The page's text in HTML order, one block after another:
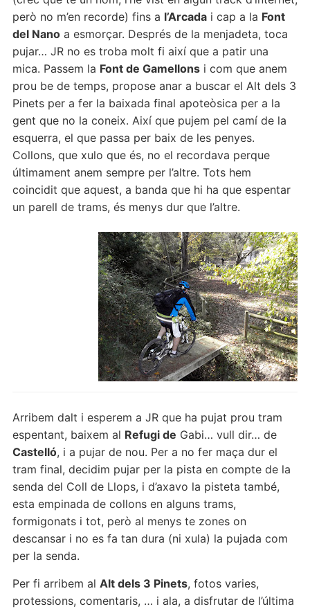
però no m’en recorde) fins a l’Arcadai cap a la Font
del Nanoa esmorçar. Després de la menjadeta, toca
pujar… JR no es troba molt fi així que a patir una
mica. Passem la Font de Gamellonsi com que anem
prou be de temps, propose anar a buscar el Alt dels 3
Pinets per a fer la baixada final apoteòsica per a la
gent que no la coneix. Així que pujem pel camí de la
esquerra, el que passa per baix de les penyes.
Collons, que xulo que és, no el recordava perque
últimament anem sempre per l’altre. Tots hem
coincidit que aquest, a banda que hi ha que espentar
un parell de trams, és menys dur que l’altre.
Arribem dalt i esperem a JR que ha pujat prou tram
espentant, baixem al Refugi de Gabi… vull dir… de
Castelló, i a pujar de nou. Per a no fer maça dur el
tram final, decidim pujar per la pista en compte de la
senda del Coll de Llops, i d’axavo la pisteta també,
esta empinada de collons en alguns trams,
formigonats i tot, però al menys te zones on
descansar i no es fa tan dura (ni xula) la pujada com
per la senda.
Per fi arribem al Alt dels 3 Pinets, fotos varies,
protessions, comentaris, … i ala, a disfrutar de l’última